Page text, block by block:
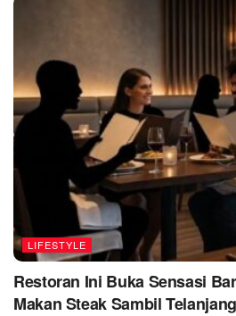
LIFESTYLE
Restoran Ini Buka Sensasi
Makan Steak Sambil Telanjang